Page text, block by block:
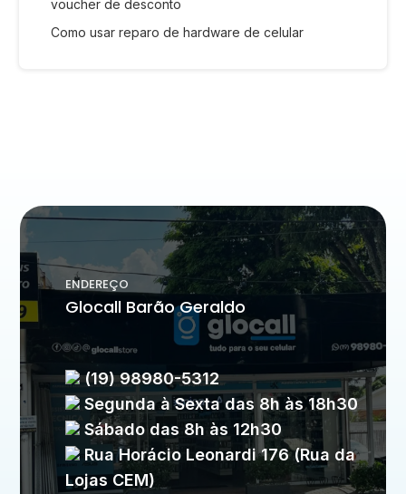
voucher de desconto
Como usar reparo de hardware de celular
ENDEREÇO
Glocall Barão Geraldo
(19) 98980-5312
Segunda à Sexta das 8h às 18h30
Sábado das 8h às 12h30
Rua Horácio Leonardi 176 (Rua da
Lojas CEM)